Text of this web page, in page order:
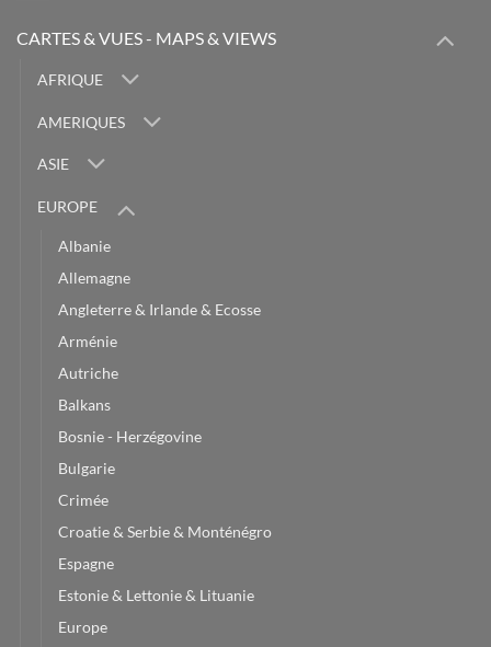
CARTES & VUES - MAPS & VIEWS
AFRIQUE
AMERIQUES
ASIE
EUROPE
Albanie
Allemagne
Angleterre & Irlande & Ecosse
Arménie
Autriche
Balkans
Bosnie - Herzégovine
Bulgarie
Crimée
Croatie & Serbie & Monténégro
Espagne
Estonie & Lettonie & Lituanie
Europe